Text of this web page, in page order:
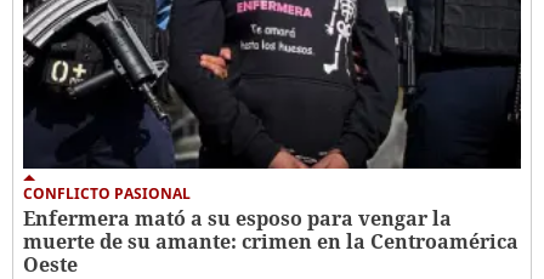
CONFLICTO PASIONAL
Enfermera mató a su esposo para vengar la
muerte de su amante: crimen en la Centroamérica
Oeste